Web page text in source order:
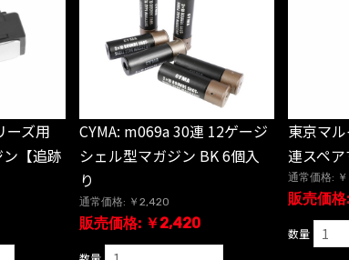
ーズ用
【追跡
CYMA: m069a 30連 12ゲージ
シェル型マガジン BK 6個入
り
通常価格: ￥2,420
販売価格: ￥2,420
東京マ
連スペ
通常価格:
販売価
数量